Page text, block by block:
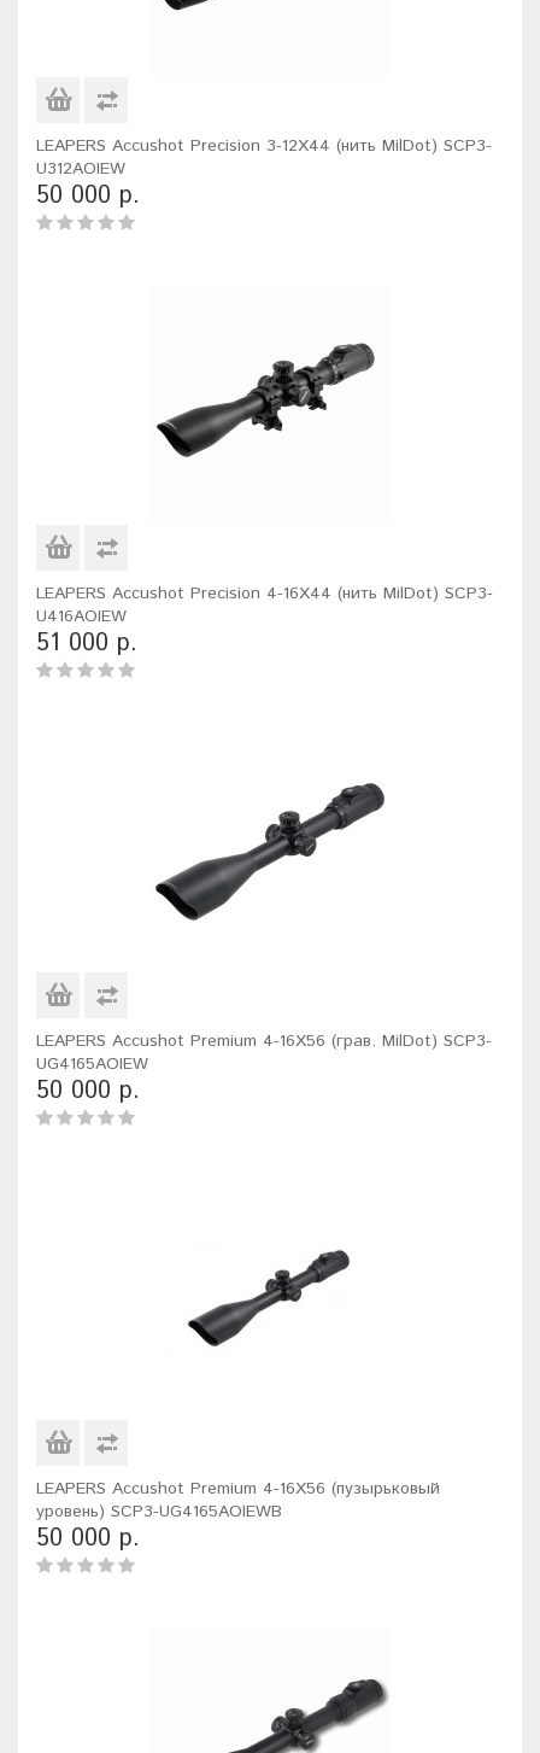
LEAPERS Accushot Precision 3-12X44 (нить MilDot) SCP3-
U312AOIEW
50 000 р.
LEAPERS Accushot Precision 4-16X44 (нить MilDot) SCP3-
U416AOIEW
51 000 р.
LEAPERS Accushot Premium 4-16X56 (грав. MilDot) SCP3-
UG4165AOIEW
50 000 р.
LEAPERS Accushot Premium 4-16X56 (пузырьковый
уровень) SCP3-UG4165AOIEWB
50 000 р.